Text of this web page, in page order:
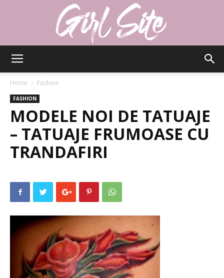
Home Fashion
FASHION
MODELE NOI DE TATUAJE
– TATUAJE FRUMOASE CU
TRANDAFIRI